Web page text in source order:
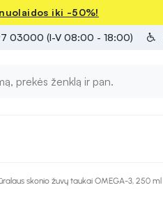
nuolaidos iki -50%!
03000 (I-V 08:00 - 18:00)
skonio žuvų taukai OMEGA-3, 250 ml